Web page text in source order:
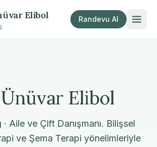
Elibol Randevu Al
Elibol
Aile ve Çift Danışmanı. Bilişsel
ve Şema Terapi yönelimleriyle